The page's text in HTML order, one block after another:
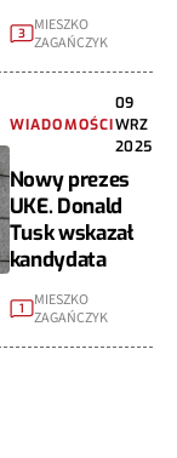
3 MIESZKO
ZAGAŃCZYK
WIADOMOŚCI
09
WRZ
2025
Nowy prezes
UKE. Donald
Tusk wskazał
kandydata
1
MIESZKO
ZAGAŃCZYK